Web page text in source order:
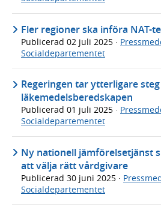
Fler regioner ska införa NAT-
Publicerad 02 juli 2025 ·
Socialdepartementet
Regeringen tar ytterligare
läkemedelsberedskapen
Publicerad 01 juli 2025 ·
Socialdepartementet
Ny nationell jämförelsetjänst
att välja rätt vårdgivare
Publicerad 30 juni 2025 ·
Socialdepartementet